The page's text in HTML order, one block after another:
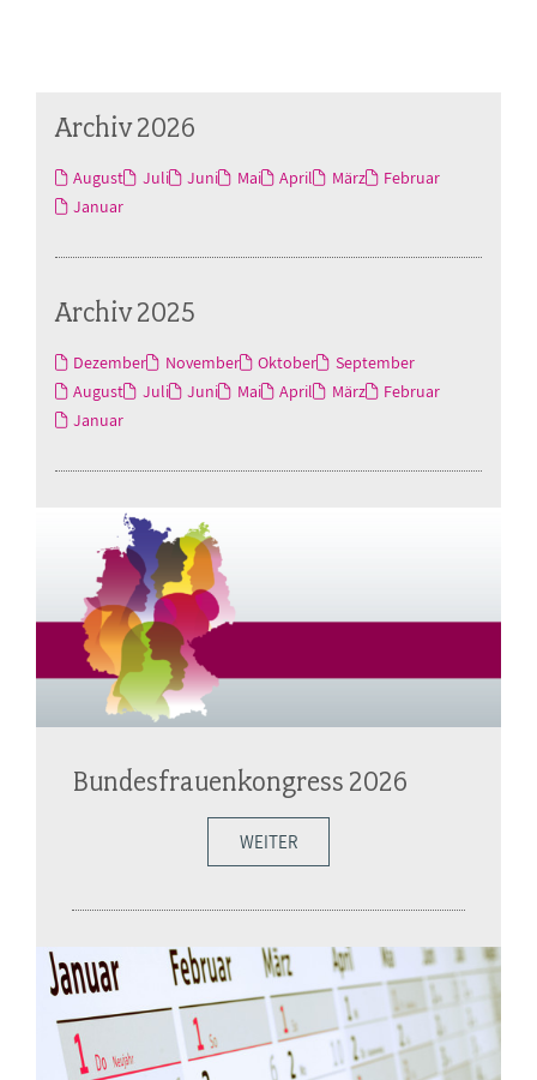
Archiv 2026
August Juli Juni Mai April März
Februar
Januar
Archiv 2025
Dezember November Oktober
September
August
Juli Juni Mai April März
Februar
Januar
Bundesfrauenkongress 2026
WEITER